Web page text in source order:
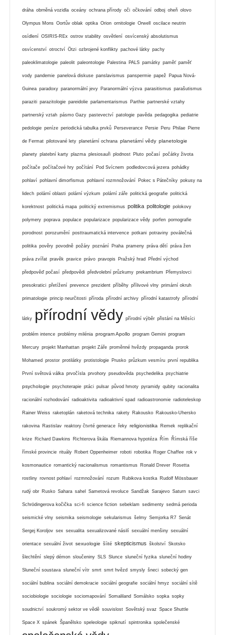
dráha obrněná vozidla oceány ochrana přírody oči očkování odboj oheň olovo
Olympus Mons Oortův oblak optika Orion ornitologie Orwell oscilace neutrin
osídlení OSIRIS-REx ostrov stability osvětlení osvícenský absolutismus
osvícenství otroctví Ötzi ozbrojené konflikty pachové látky pachy
paleoklimatologie paleolit paleontologie Palestina PALS památky paměť paměť
vody pandemie panelová diskuse panslavismus panspermie papež Papua Nová-
Guinea paradoxy paranormální jevy Paranormální výzva parasitismus parašutismus
paraziti parazitologie pareidolie parlamentarismus Parthie partnerské vztahy
partnerský vztah pásmo Gazy pastevectví patologie pavěda pedagogika pediatrie
pedologie peníze periodická tabulka prvků Perseverance Persie Peru Philae Pierre
de Fermat pilotované lety planetární ochrana planetární vědy planetologie
planety platební karty plazma plesiosauři plodnost Pluto počasí počátky života
počítače počítačové hry počítání Pod Svícnem podledovcová jezera pohádky
pohlaví pohlavní dimorfismus pohlavní rozmnožování Pokec s Pátečníky pokusy na
lidech polární oblasti polární výzkum polární záře politická geografie politická
korektnost politická mapa politický extremismus politika politologie polokovy
polymery poprava populace popularizace popularizace vědy porfen pornografie
porodnost porozumění posttraumatická intervence potkani potraviny poválečná
politika pověry povodně požáry poznání Praha prameny práva dětí práva žen
práva zvířat pravěk pravice právo pravopis Pražský hrad Přední východ
předpověď počasí předpovědi předvolební průzkumy prekambrium Přemyslovci
presokratici přetížení prevence prezident příběhy přílivové vlny primární okruh
primatologie princip neurčitosti příroda přírodní archivy přírodní katastrofy přírodní
látky přírodní vědy přírodní výběr přistání na Měsíci
problém intence problémy milénia program Apollo program Gemini program
Mercury projekt Manhattan projekt Záře proměnné hvězdy propaganda prorok
Mohamed prostor protilátky protistologie Prusko průzkum vesmíru první republika
První světová válka prvočísla prvohory pseudověda psychedelika psychiatrie
psychologie psychoterapie ptáci pulsar původ hmoty pyramidy qubity racionalita
racionální rozhodování radioaktivita radioaktivní spad radioastronomie radioteleskop
Rainer Weiss raketoplán raketová technika rakety Rakousko Rakousko-Uhersko
rakovina Rastislav reaktory čtvrté generace řeky religionistika Remek replikační
krize Richard Dawkins Richterova škála Riemannova hypotéza Řím Římská říše
římské provincie rituály Robert Oppenheimer roboti robotika Roger Chaffee rok v
kosmonautice romantický nacionalismus romantismus Ronald Drever Rosetta
rostliny rovnost pohlaví rozmnožování rozum Rubikova kostka Rudolf Mössbauer
rudý obr Rusko Sahara sahel Sametová revoluce Sandžak Sarajevo Saturn savci
Schrödingerova kočička sci-fi science fiction sebeklam sedimenty sedmá perioda
seismické vlny seismika seismologie sekularismus šelmy Semjorka R7 Senát
Sergej Koroljov sex sexualita sexualizované násilí sexuální menšiny sexuální
orientace sexuální život sexuologie šíité skepticismus školství Skotsko
šlechtění slepý démon sloučeniny SLS Slunce sluneční fyzika sluneční hodiny
Sluneční soustava sluneční vítr smrt smrt hvězd smysly šneci sobecký gen
sociální bublina sociální demokracie sociální geografie sociální hmyz sociální sítě
sociobiologie sociologie sociomapování Somaliland Somálsko sopka sopky
soudnictví soukromý sektor ve vědě souvislost Sovětský svaz Space Shuttle
Space X spánek Španělsko speleologie spiknutí spintronika společenské